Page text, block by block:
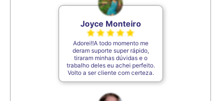
Joyce Monteiro
Adorei!!A todo momento me
deram suporte super rápido,
tiraram minhas dúvidas e o
trabalho deles eu achei perfeito.
Volto a ser cliente com certeza.